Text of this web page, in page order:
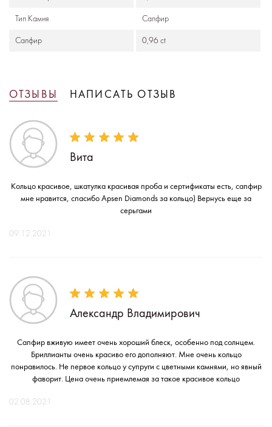
Тип Камня Сапфир
Сапфир 0,96 ct
ОТЗЫВЫ НАПИСАТЬ ОТЗЫВ
Вита
Кольцо красивое, шкатулка красивая проба и сертификаты есть, сапфир
мне нравится, спасибо Apsen Diamonds за кольцо) Вернусь еще за
серьгами
09.12.2021
Александр Владимирович
Сапфир вживую имеет очень хороший блеск, особенно под солнцем.
Бриллианты очень красиво его дополняют. Мне очень кольцо
понравилось. Не первое кольцо у супруги с цветными камнями, но явный
фаворит. Цена очень приемлемая за такое красивое кольцо
02.08.2021